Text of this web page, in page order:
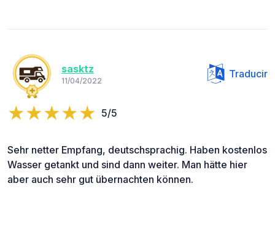
sasktz
11/04/2022
Traducir
5/5
Sehr netter Empfang, deutschsprachig. Haben kostenlos
Wasser getankt und sind dann weiter. Man hätte hier
aber auch sehr gut übernachten können.